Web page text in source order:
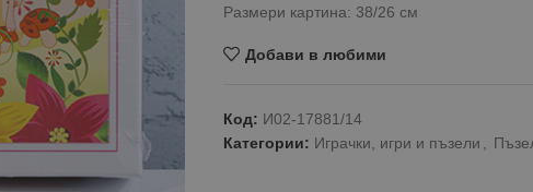
Размери картина: 38/26 см
Добави в любими
Код: И02-17881/14
Категории: Играчки, игри и пъзели